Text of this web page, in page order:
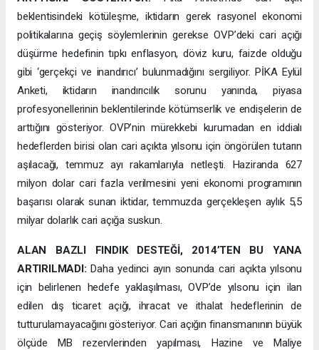
beklentisindeki kötüleşme, iktidarın gerek rasyonel ekonomi
politikalarına geçiş söylemlerinin gerekse OVP’deki cari açığı
düşürme hedefinin tıpkı enflasyon, döviz kuru, faizde olduğu
gibi ‘gerçekçi ve inandırıcı’ bulunmadığını sergiliyor. PİKA Eylül
Anketi, iktidarın inandırıcılık sorunu yanında, piyasa
profesyonellerinin beklentilerinde kötümserlik ve endişelerin de
arttığını gösteriyor. OVP’nin mürekkebi kurumadan en iddialı
hedeflerden birisi olan cari açıkta yılsonu için öngörülen tutarın
aşılacağı, temmuz ayı rakamlarıyla netleşti. Haziranda 627
milyon dolar cari fazla verilmesini yeni ekonomi programının
başarısı olarak sunan iktidar, temmuzda gerçekleşen aylık 5,5
milyar dolarlık cari açığa suskun.
ALAN BAZLI FINDIK DESTEĞİ, 2014’TEN BU YANA
ARTIRILMADI: Daha yedinci ayın sonunda cari açıkta yılsonu
için belirlenen hedefe yaklaşılması, OVP’de yılsonu için ilan
edilen dış ticaret açığı, ihracat ve ithalat hedeflerinin de
tutturulamayacağını gösteriyor. Cari açığın finansmanının büyük
ölçüde MB rezervlerinden yapılması, Hazine ve Maliye